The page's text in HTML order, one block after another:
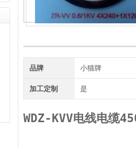
品牌 小猫牌
加工定制 是
WDZ-KVV电线电缆